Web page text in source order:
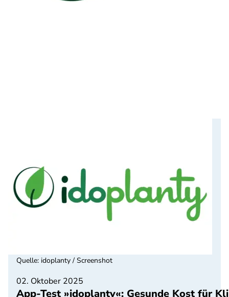
02. Oktober 2025
App-Test »idoplanty«: Gesunde Kost für
Quelle: idoplanty / Screenshot